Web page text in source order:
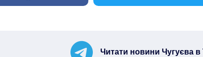
Читати новини Чугуєва в